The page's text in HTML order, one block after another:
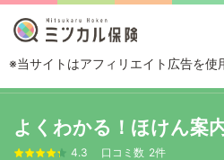
※当サイトはアフィリエイト広告を使
さいた
よくわかる！ほけん案
4.3 口コミ数 2件